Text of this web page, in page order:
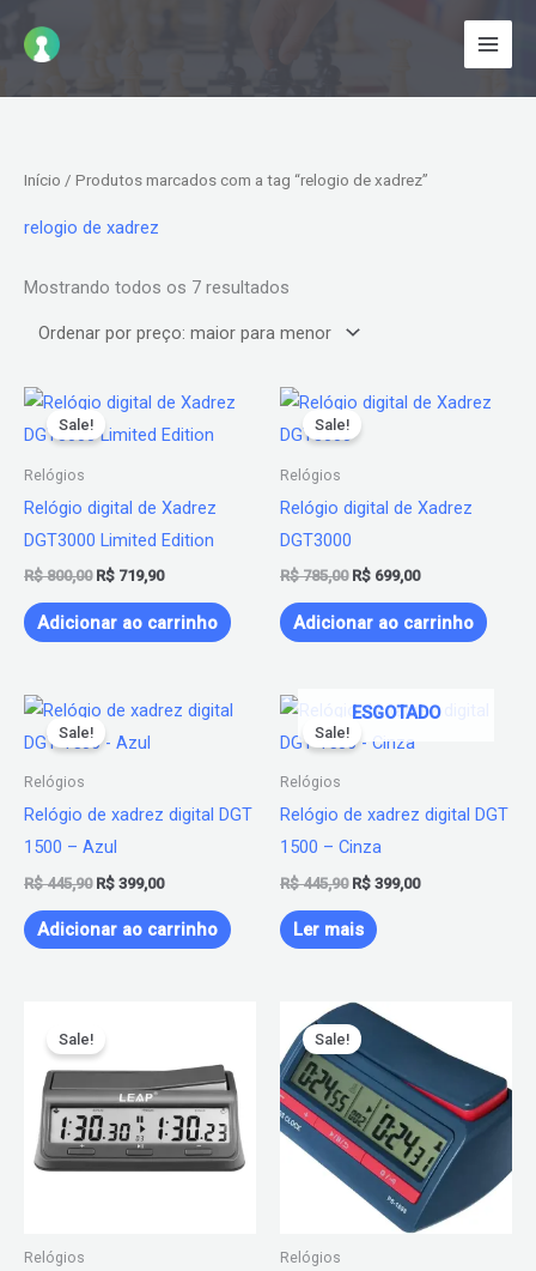
para
Início / Produtos marcados com a tag “relogio de xadrez”
relogio de xadrez
Mostrando todos os 7 resultados
Classificado
por
Sale!
Relógios
Relógio digital de Xadrez
DGT3000 Limited Edition
R$800,00
O
preço
original
R$ 719,90
O
atual
Adicionar ao carrinho
Sale!
Relógios
Relógio digital de Xadrez
DGT3000
R$785,00
O
preço
original
R$ 699,00
O
Adicionar ao carrinho
Sale!
Relógios
Relógio de xadrez digital DGT
1500 – Azul
R$445,90
O
original
R$ 399,00
O
preço
Adicionar ao carrinho
ESGOTADO
Sale!
Relógios
Relógio de xadrez digital DGT
1500 – Cinza
R$445,90
O
preço
original
R$ 399,00
O
preço
Ler mais
Sale!
Relógios
original
era:
R$ 319,90.
é:
R$ 299,90.
Sale!
Relógios
O
preço
original
era:
R$ 299,90.
atual
R$ 259,90.